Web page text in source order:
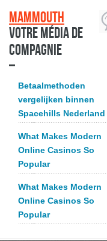
Mammouth
Votre média de
compagnie
Betaalmethoden
vergelijken binnen
Spacehills Nederland
What Makes Modern
Online Casinos So
Popular
What Makes Modern
Online Casinos So
Popular